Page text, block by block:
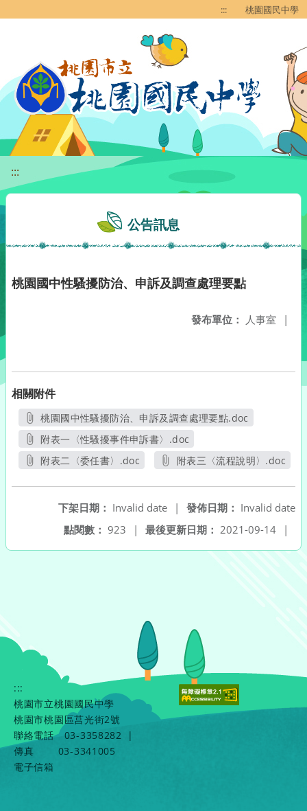
::: 桃園國民中學
:::
公告訊息
桃園國中性騷擾防治、申訴及調查處理要點
發布單位： 人事室 |
相關附件
桃園國中性騷擾防治、申訴及調查處理要點.doc
另開新視窗
附表一〈性騷擾事件申訴書〉.doc
另開新視窗
附表二〈委任書〉.doc
附表三〈流程說明〉.doc
發佈日期： Invalid date
下架日期： Invalid date
|
最後更新日期： 2021-09-14 |
點閱數： 923 |
:::
桃園市立桃園國民中學
桃園市桃園區莒光街2號
聯絡電話
03-3358282
|
傳真
03-3341005
電子信箱